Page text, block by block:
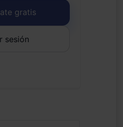
gratis
sesión